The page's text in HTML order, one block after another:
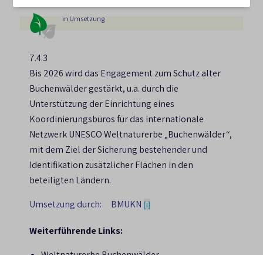
in Umsetzung
7.4.3
Bis 2026 wird das Engagement zum Schutz alter
Buchenwälder gestärkt, u.a. durch die
Unterstützung der Einrichtung eines
Koordinierungsbüros für das internationale
Netzwerk UNESCO Weltnaturerbe „Buchenwälder“,
mit dem Ziel der Sicherung bestehender und
Identifikation zusätzlicher Flächen in den
beteiligten Ländern.
Umsetzung durch:
BMUKN [i]
Weiterführende Links: